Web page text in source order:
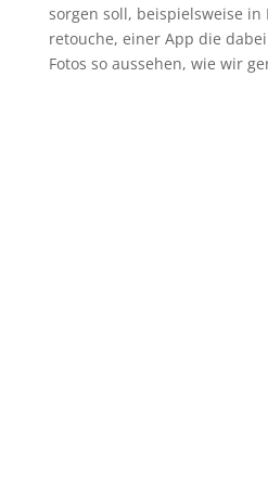
sorgen soll, beispielsweise in
retouche, einer App die
Fotos so aussehen, wie wir